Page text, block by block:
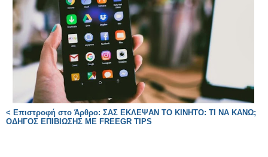
< Επιστροφή στο Άρθρο: ΣΑΣ ΕΚΛΕΨΑΝ ΤΟ ΚΙΝΗΤΟ: ΤΙ ΝΑ ΚΑΝΩ;
ΟΔΗΓΟΣ ΕΠΙΒΙΩΣΗΣ ΜΕ FREEGR TIPS